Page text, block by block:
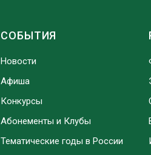
СОБЫТИЯ
Новости
Афиша
Конкурсы
Абонементы и Клубы
Тематические годы в России